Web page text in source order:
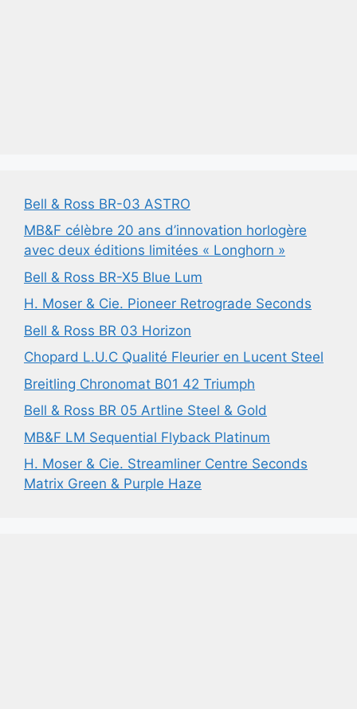
Bell & Ross BR-03 ASTRO
MB&F célèbre 20 ans d’innovation horlogère
avec deux éditions limitées « Longhorn »
Bell & Ross BR-X5 Blue Lum
H. Moser & Cie. Pioneer Retrograde Seconds
Bell & Ross BR 03 Horizon
Chopard L.U.C Qualité Fleurier en Lucent Steel
Breitling Chronomat B01 42 Triumph
Bell & Ross BR 05 Artline Steel & Gold
MB&F LM Sequential Flyback Platinum
H. Moser & Cie. Streamliner Centre Seconds
Matrix Green & Purple Haze